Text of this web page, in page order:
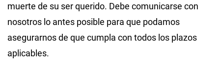
muerte de su ser querido. Debe comunicarse con
nosotros lo antes posible para que podamos
asegurarnos de que cumpla con todos los plazos
aplicables.